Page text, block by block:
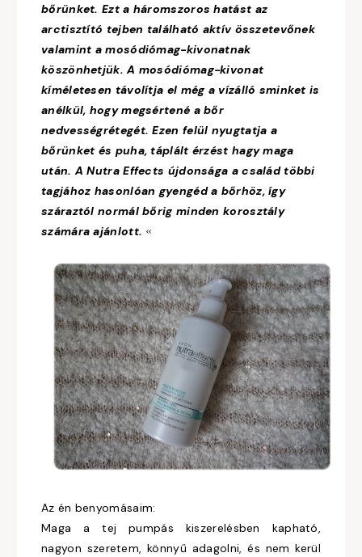
bőrünket. Ezt a háromszoros hatást az
arctisztító tejben található aktív összetevőnek
valamint a mosódiómag-kivonatnak
köszönhetjük. A mosódiómag-kivonat
kíméletesen távolítja el még a vízálló sminket is
anélkül, hogy megsértené a bőr
nedvességrétegét. Ezen felül nyugtatja a
bőrünket és puha, táplált érzést hagy maga
után. A Nutra Effects újdonsága a család többi
tagjához hasonlóan gyengéd a bőrhöz, így
száraztól normál bőrig minden korosztály
számára ajánlott. «
Az én benyomásaim:
Maga a tej pumpás kiszerelésben kapható,
nagyon szeretem, könnyű adagolni, és nem kerül